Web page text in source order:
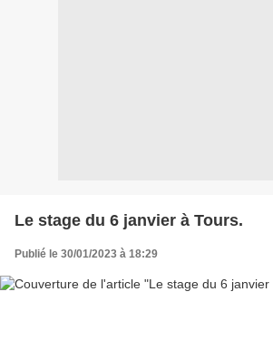
Le stage du 6 janvier à Tours.
Publié le 30/01/2023 à 18:29